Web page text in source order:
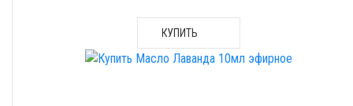
КУПИТЬ